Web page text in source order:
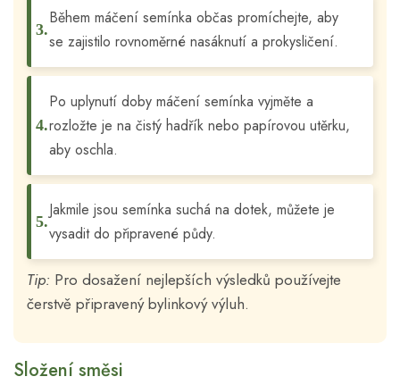
Během máčení semínka občas promíchejte, aby
se zajistilo rovnoměrné nasáknutí a prokysličení.
Po uplynutí doby máčení semínka vyjměte a
rozložte je na čistý hadřík nebo papírovou utěrku,
aby oschla.
Jakmile jsou semínka suchá na dotek, můžete je
vysadit do připravené půdy.
Tip: Pro dosažení nejlepších výsledků používejte
čerstvě připravený bylinkový výluh.
Složení směsi